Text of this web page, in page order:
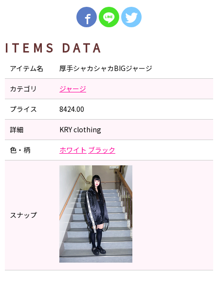
ITEMS DATA
アイテム名 厚手シャカシャカBIGジャージ
カテゴリ ジャージ
プライス 8424.00
詳細 KRY clothing
色・柄 ホワイト ブラック
スナップ